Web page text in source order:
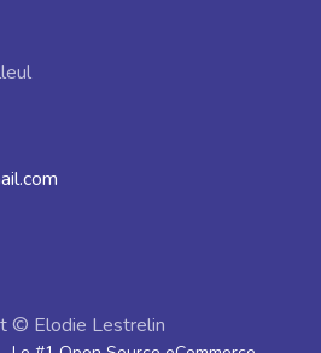
© Elodie Lestrelin